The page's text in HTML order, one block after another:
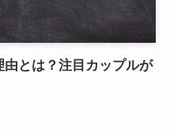
とは？注目カップルが